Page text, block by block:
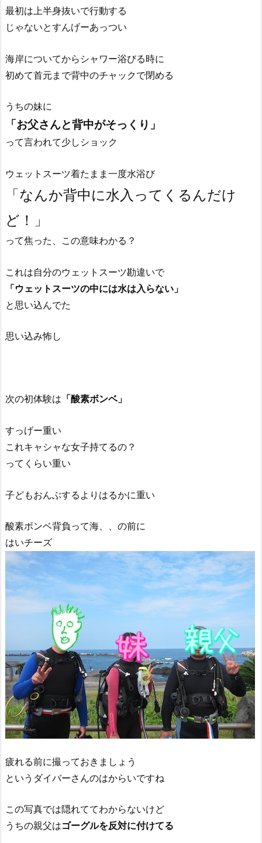
最初は上半身抜いで行動する
じゃないとすんげーあっつい
海岸についてからシャワー浴びる時に
初めて首元まで背中のチャックで閉める
うちの妹に
「お父さんと背中がそっくり」
って言われて少しショック
ウェットスーツ着たまま一度水浴び
「なんか背中に水入ってくるんだけ
ど！」
って焦った、この意味わかる？
これは自分のウェットスーツ勘違いで
「ウェットスーツの中には水は入らない」
と思い込んでた
思い込み怖し
次の初体験は 「酸素ボンベ」
すっげー重い
これキャシャな女子持てるの？
ってくらい重い
子どもおんぶするよりはるかに重い
酸素ボンベ背負って海、、の前に
はいチーズ
疲れる前に撮っておきましょう
というダイバーさんのはからいですね
この写真では隠れててわからないけど
うちの親父はゴーグルを反対に付けてる